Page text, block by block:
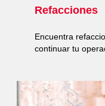
Refacciones
Encuentra
continuar tu